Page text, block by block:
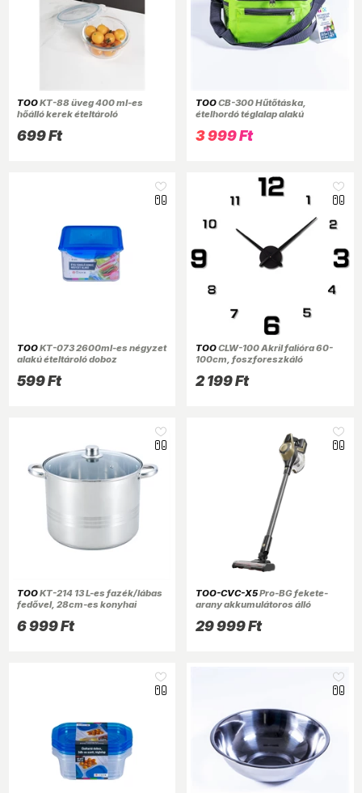
TOOKT-88 üveg 400 ml-es
hőálló kerek ételtároló
699 Ft
TOOCB-300 Hűtőtáska,
ételhordó téglalap alakú
3 999 Ft
TOOKT-073 2600ml-es négyzet
alakú ételtároló doboz
599 Ft
TOOCLW-100 Akril falióra 60-
100cm, foszforeszkáló
2 199 Ft
TOOKT-214 13 L-es fazék/lábas
fedővel, 28cm-es konyhai
6 999 Ft
TOO-CVC-X5Pro-BG fekete-
arany akkumulátoros álló
liter, elektromos kefe, Self
29 999 Ft